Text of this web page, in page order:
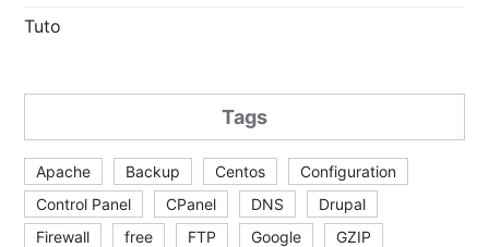
Tuto
Tags
Apache Backup Centos
Configuration
Control Panel
CPanel DNS
Drupal
Firewall
free FTP Google
GZIP